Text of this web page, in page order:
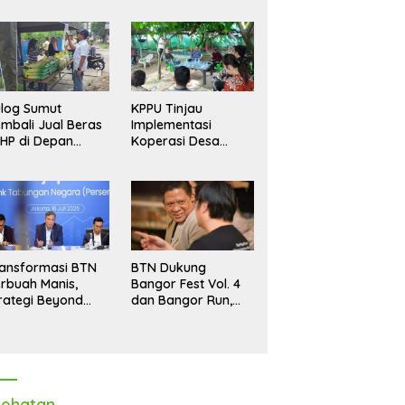
Sumut
Jual Beras
di Depan
Akhir Tahun
KPPU Tinjau
Implementasi
Koperasi Desa
BTN
Manis,
Beyond
BTN Dukung
Bangor Fest Vol. 4
dan Bangor Run,